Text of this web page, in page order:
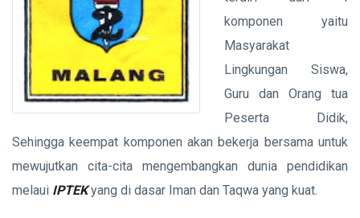
komponen yaitu
Masyarakat
Lingkungan Siswa,
Guru dan Orang tua
Peserta Didik,
Sehingga keempat komponen akan bekerja bersama untuk
mewujutkan cita-cita mengembangkan dunia pendidikan
melaui IPTEKyang di dasar Iman dan Taqwa yang kuat.